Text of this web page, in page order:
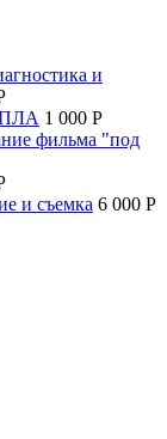
и
1 000 P
фильма "под
и съемка 6 000 P